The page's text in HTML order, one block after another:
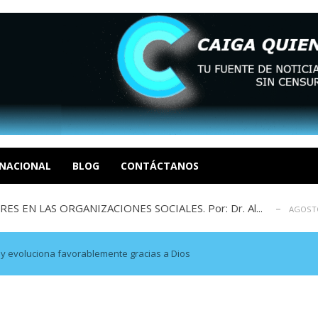
BLOG CONTÁCTANOS
costo del colapso eléctrico en... AGOSTO 7, 2026
Por Dayana Cristina Duzoglou L. AGOSTO 6, 2026
apagones y promesas incumplidas...
EN LAS ORGANIZACIONES SOCIALES. Por: Dr. Al...
en la política: distinc... AGOSTO 7, 2026
costo del colapso eléctrico en... AGOSTO 7, 2026
Por Dayana Cristina Duzoglou L.
apagones y promesas incumplidas... AGOSTO 6, 2026
evoluciona favorablemente gracias a Dios